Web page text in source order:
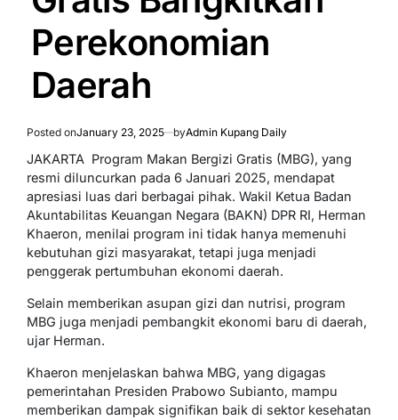
Perekonomian
Daerah
Posted onJanuary 23, 2025 byAdmin Kupang Daily
JAKARTA  Program Makan Bergizi Gratis (MBG), yang
resmi diluncurkan pada 6 Januari 2025, mendapat
apresiasi luas dari berbagai pihak. Wakil Ketua Badan
Akuntabilitas Keuangan Negara (BAKN) DPR RI, Herman
Khaeron, menilai program ini tidak hanya memenuhi
kebutuhan gizi masyarakat, tetapi juga menjadi
penggerak pertumbuhan ekonomi daerah.
Selain memberikan asupan gizi dan nutrisi, program
MBG juga menjadi pembangkit ekonomi baru di daerah,
ujar Herman.
Khaeron menjelaskan bahwa MBG, yang digagas
pemerintahan Presiden Prabowo Subianto, mampu
memberikan dampak signifikan baik di sektor kesehatan